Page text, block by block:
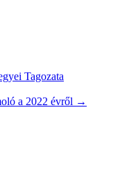
Tagozata
a 2022 évről →